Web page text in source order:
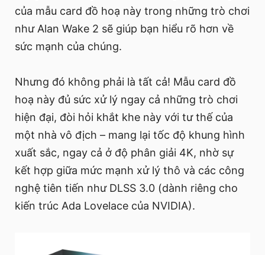
của mẫu card đồ hoạ này trong những trò chơi
như Alan Wake 2 sẽ giúp bạn hiểu rõ hơn về
sức mạnh của chúng.
Nhưng đó không phải là tất cả! Mẫu card đồ
hoạ này đủ sức xử lý ngay cả những trò chơi
hiện đại, đòi hỏi khắt khe này với tư thế của
một nhà vô địch – mang lại tốc độ khung hình
xuất sắc, ngay cả ở độ phân giải 4K, nhờ sự
kết hợp giữa mức mạnh xử lý thô và các công
nghệ tiên tiến như DLSS 3.0 (dành riêng cho
kiến trúc Ada Lovelace của NVIDIA).